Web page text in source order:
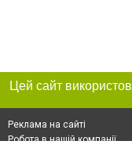
Реклама на сайті
Робота в нашій компанії